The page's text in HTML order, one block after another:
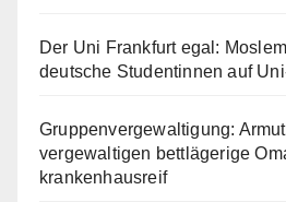
Der Uni Frankfurt egal:
deutsche Studentinnen auf
Gruppenvergewaltigung:
vergewaltigen bettlägerige
krankenhausreif